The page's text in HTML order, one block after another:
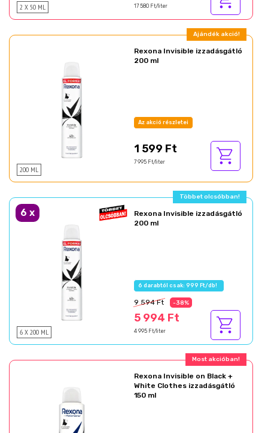
2 X 50 ML 17 580 Ft/liter
Ajándék akció!
200 ML
Rexona Invisible izzadásgátló
200 ml
Az akció részletei
1 599 Ft
7 995 Ft/liter
6 x
6 X 200 ML
Rexona Invisible izzadásgátló
200 ml
9 594 Ft -38%
5 994 Ft
4 995 Ft/liter
Rexona Invisible on Black +
White Clothes izzadásgátló
150 ml